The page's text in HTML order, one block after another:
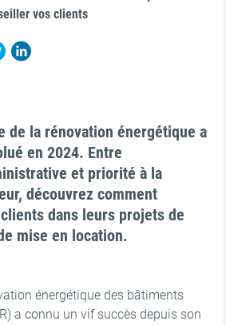
vos clients
de la rénovation énergétique a
en 2024. Entre
et priorité à la
découvrez comment
dans leurs projets de
mise en location.
énergétique des bâtiments
a connu un vif succès depuis son